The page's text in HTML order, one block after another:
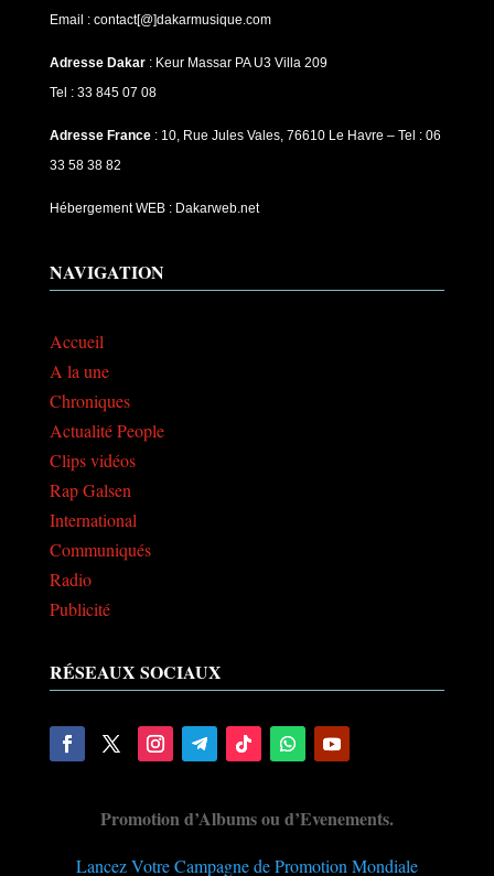
Email : contact[@]dakarmusique.com
Adresse Dakar: Keur Massar PA U3 Villa 209
Tel : 33 845 07 08
Adresse France: 10, Rue Jules Vales, 76610 Le Havre – Tel : 06
33 58 38 82
Hébergement WEB : Dakarweb.net
NAVIGATION
Accueil
A la une
Chroniques
Actualité People
Clips vidéos
Rap Galsen
International
Communiqués
Radio
Publicité
RÉSEAUX SOCIAUX
Promotion d’Albums ou d’Evenements.
Lancez Votre Campagne de Promotion Mondiale